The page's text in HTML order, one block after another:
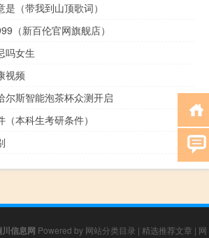
（带我到山顶歌词）
（新百伦官网旗舰店）
吗女生
视频
尔斯智能泡茶杯众测开启
本科生考研条件）
信息网 Powered by 网站分类目录 | 精选推荐文章 | 网